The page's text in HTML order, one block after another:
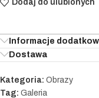
Dodaj do ulubionych
Informacje
Dostawa
Kategoria: Obrazy
Tag: Galeria